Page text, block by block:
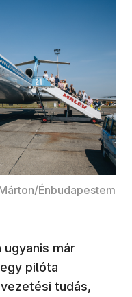
Énbudapestem
ugyanis már
pilóta
tudás,